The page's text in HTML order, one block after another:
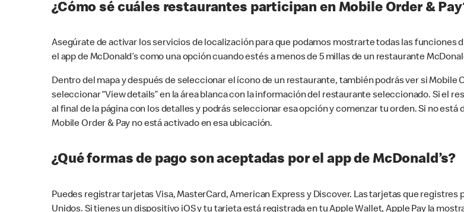
¿Cómo sé cuáles restaurantes participan en Mobile Order &
Asegúrate de activar los servicios de localización para que podamos mostrarte todas las funciones
el app de McDonald’s como una opción cuando estés a menos de 5 millas de un restaurante
Dentro del mapa y después de seleccionar el ícono de un restaurante, también podrás ver si Mobile
seleccionar “View details” en la área blanca con la información del restaurante seleccionado. Si el
al final de la página con los detalles y podrás seleccionar esa opción y comenzar tu orden. Si no
Mobile Order & Pay no está activado en esa ubicación.
¿Qué formas de pago son aceptadas por el app de McDonald’s?
Puedes registrar tarjetas Visa, MasterCard, American Express y Discover. Las tarjetas que registres
Unidos. Si tienes un dispositivo iOS y tu tarjeta está registrada en tu Apple Wallet, Apple Pay la